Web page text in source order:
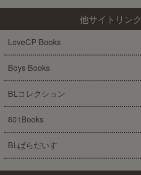
他サイトリンク
LoveCP Books
Boys Books
BLコレクション
801Books
BLぱらだいす